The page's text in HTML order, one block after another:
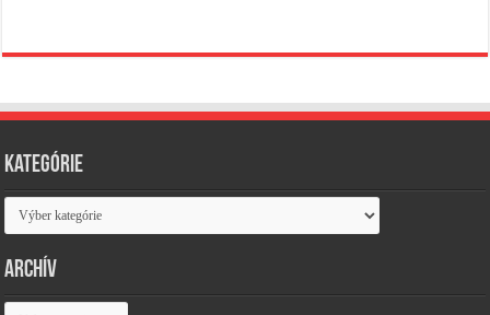
Kategórie
Kategórie
Archív
Archív